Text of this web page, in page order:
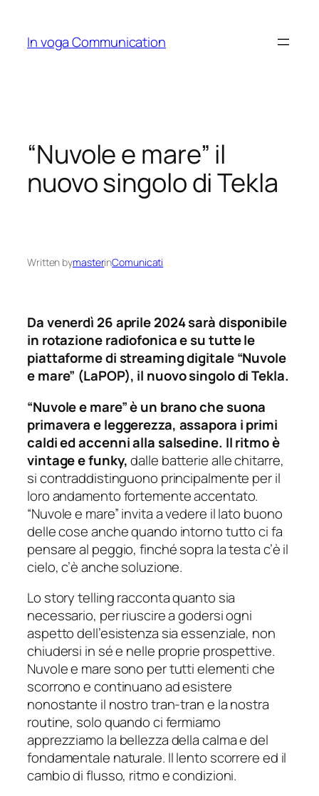
content
In voga Communication
“Nuvole e mare” il
nuovo singolo di Tekla
Written bymasterinComunicati
Da venerdì 26 aprile 2024 sarà disponibile
in rotazione radiofonica e su tutte le
piattaforme di streaming digitale “Nuvole
e mare” (LaPOP), il nuovo singolo di Tekla.
“Nuvole e mare” è un brano che suona
primavera e leggerezza, assapora i primi
caldi ed accenni alla salsedine. Il ritmo è
vintage e funky,dalle batterie alle chitarre,
si contraddistinguono principalmente per il
loro andamento fortemente accentato.
“Nuvole e mare” invita a vedere il lato buono
delle cose anche quando intorno tutto ci fa
pensare al peggio, finché sopra la testa c’è il
cielo, c’è anche soluzione.
Lo story telling racconta quanto sia
necessario, per riuscire a godersi ogni
aspetto dell’esistenza sia essenziale, non
chiudersi in sé e nelle proprie prospettive.
Nuvole e mare sono per tutti elementi che
scorrono e continuano ad esistere
nonostante il nostro tran-tran e la nostra
routine, solo quando ci fermiamo
apprezziamo la bellezza della calma e del
fondamentale naturale. Il lento scorrere ed il
cambio di flusso, ritmo e condizioni.